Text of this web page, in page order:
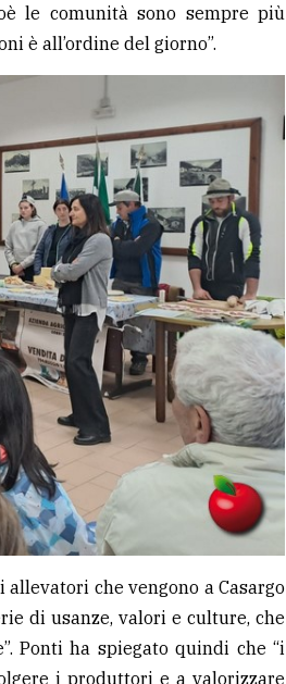
le comunità sono sempre più
è all’ordine del giorno”.
allevatori che vengono a Casargo
di usanze, valori e culture, che
Ponti ha spiegato quindi che “i
i produttori e a valorizzare